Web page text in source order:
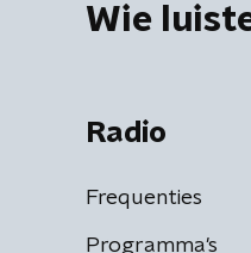
Wie
Radio
Frequenties
Programma's